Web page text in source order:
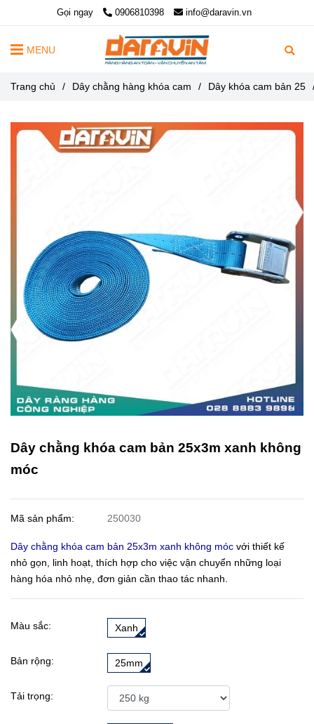
Gọi ngay 0906810398 info@daravin.vn
MENU
Trang chủ / Dây chằng hàng khóa cam / Dây khóa cam bản 25
Dây chằng khóa cam bản 25x3m xanh không
móc
Mã sản phẩm: 250030
Dây chằng khóa cam bản 25x3m xanh không móc với thiết kế
nhỏ gọn, linh hoạt, thích hợp cho việc vận chuyển những loại
hàng hóa nhỏ nhẹ, đơn giản cần thao tác nhanh.
Màu sắc: Xanh
Bản rộng: 25mm
Tải trọng: